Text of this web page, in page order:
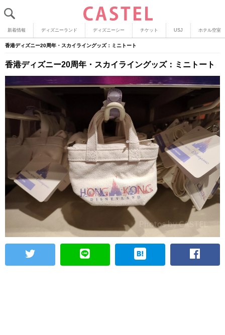
新着情報 ディズニーランド ディズニーシー チケット USJ ホテル空室
香港ディズニー20周年・スカイライングッズ：ミニトート
香港ディズニー20周年・スカイライングッズ：ミニトート